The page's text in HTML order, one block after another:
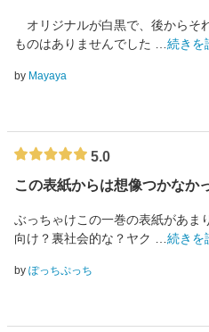
オリジナルが白黒で、後からそ
ものはありませんでした …続きを
by Mayaya
5.0
この表紙からは想像つかなか
ぶっちゃけこの一巻の表紙があま
向け？裏社会的な？ヤク …続きを
by ぽっちぷっち